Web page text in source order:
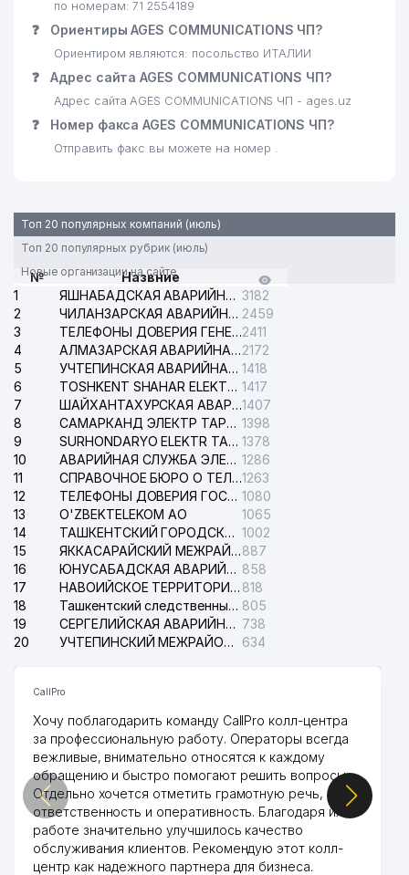
по номерам: 71 2554189
❓ Ориентиры AGES COMMUNICATIONS ЧП?
Ориентиром являются: посольство ИТАЛИИ
❓ Адрес сайта AGES COMMUNICATIONS ЧП?
Адрес сайта AGES COMMUNICATIONS ЧП - ages.uz
❓ Номер факса AGES COMMUNICATIONS ЧП?
Отправить факс вы можете на номер .
Топ 20 популярных компаний (июль)
Топ 20 популярных рубрик (июль)
Новые организации на сайте
№
Назвние
1
ЯШНАБАДСКАЯ АВАРИЙНАЯ СЛУЖБА ЭЛЕКТРОСЕТИ 3182
2
ЧИЛАНЗАРСКАЯ АВАРИЙНАЯ СЛУЖБА ЭЛЕКТРОСЕТИ 2459
3
ТЕЛЕФОНЫ ДОВЕРИЯ ГЕНЕРАЛЬНОЙ ПРОКУРАТУРЫ РЕСПУБЛИКИ УЗБЕКИСТАН2411
4
АЛМАЗАРСКАЯ АВАРИЙНАЯ СЛУЖБА ЭЛЕКТРОСЕТИ2172
5
УЧТЕПИНСКАЯ АВАРИЙНАЯ СЛУЖБА ЭЛЕКТРОСЕТИ 1418
6
TOSHKENT SHAHAR ELEKTR TARMOQLARI KORXONASI АО 1417
7
ШАЙХАНТАХУРСКАЯ АВАРИЙНАЯ СЛУЖБА ЭЛЕКТРОСЕТИ1407
8
САМАРКАНД ЭЛЕКТР ТАРМОКЛАРИ АО 1398
9
SURHONDARYO ELEKTR TARMOKLARI АО 1378
10
АВАРИЙНАЯ СЛУЖБА ЭЛЕКТРОСЕТИ ТАШКЕНТСКОГО РАЙОНА 1286
11
СПРАВОЧНОЕ БЮРО О ТЕЛЕФОНАХ ОРГАНИЗАЦИЙ г. ТАШКЕНТА1263
12
ТЕЛЕФОНЫ ДОВЕРИЯ ГОСУДАРСТВЕННОГО ЦЕНТРА ТЕСТИРОВАНИЯ 1080
13
O'ZBEKTELEKOM АО
1065
14
ТАШКЕНТСКИЙ ГОРОДСКОЙ СУД ПО ГРАЖДАНСКИМ ДЕЛАМ 1002
15
ЯККАСАРАЙСКИЙ МЕЖРАЙОННЫЙ СУД ПО ГРАЖДАНСКИМ ДЕЛАМ887
16
ЮНУСАБАДСКАЯ АВАРИЙНАЯ СЛУЖБА ЭЛЕКТРОСЕТИ 858
17
НАВОИЙСКОЕ ТЕРРИТОРИАЛЬНОЕ ПРЕДПРИЯТИЕ ЭЛЕКТРОСЕТИ АО 818
18
Ташкентский следственный изолятор 805
19
СЕРГЕЛИЙСКАЯ АВАРИЙНАЯ СЛУЖБА ЭЛЕКТРОСЕТИ 738
20
УЧТЕПИНСКИЙ МЕЖРАЙОННЫЙ СУД ПО ГРАЖДАНСКИМ ДЕЛАМ 634
CallPro
Хочу поблагодарить команду CallPro колл-центра
за профессиональную работу. Операторы всегда
вежливые, внимательно относятся к каждому
обращению и быстро помогают решить вопросы.
Отдельно хочется отметить грамотную речь,
ответственность и оперативность. Благодаря их
работе значительно улучшилось качество
обслуживания клиентов. Рекомендую этот колл-
центр как надежного партнера для бизнеса.